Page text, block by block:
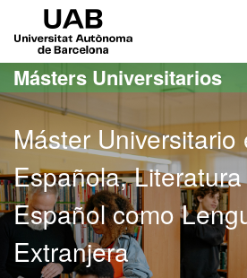
Acceso al contenido principal
Acceso a la navegación de la página
Másters Universitarios
Máster
Española,
Español como
Extranjera